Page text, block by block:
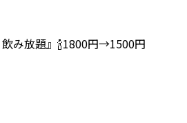
み放題』🍾1800円→1500円